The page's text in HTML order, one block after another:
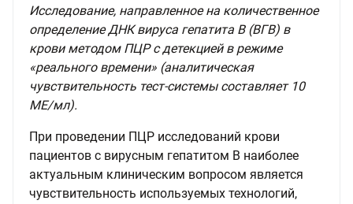
Исследование, направленное на количественное
определение ДНК вируса гепатита В (ВГВ) в
крови методом ПЦР с детекцией в режиме
«реального времени» (аналитическая
чувствительность тест-системы составляет 10
МЕ/мл).
При проведении ПЦР исследований крови
пациентов с вирусным гепатитом В наиболее
актуальным клиническим вопросом является
чувствительность используемых технологий,